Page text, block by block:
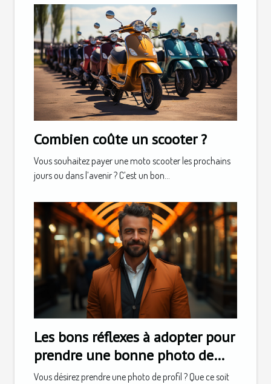
Combien coûte un scooter ?
Vous souhaitez payer une moto scooter les prochains
jours ou dans l’avenir ? C’est un bon...
Les bons réflexes à adopter pour
prendre une bonne photo de
profil
Vous désirez prendre une photo de profil ? Que ce soit